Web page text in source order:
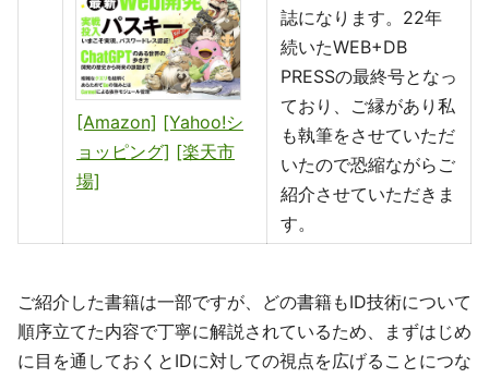
[Amazon] [Yahoo!シ
ョッピング] [楽天市
場]
誌になります。22年
続いたWEB+DB
PRESSの最終号となっ
ており、ご縁があり私
も執筆をさせていただ
いたので恐縮ながらご
紹介させていただきま
す。
ご紹介した書籍は一部ですが、どの書籍もID技術について
順序立てた内容で丁寧に解説されているため、まずはじめ
に目を通しておくとIDに対しての視点を広げることにつな